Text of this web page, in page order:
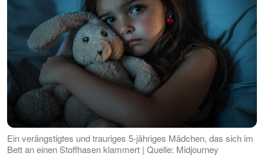
Ein verängstigtes und trauriges 5-jähriges Mädchen, das sich im
Bett an einen Stoffhasen klammert | Quelle: Midjourney